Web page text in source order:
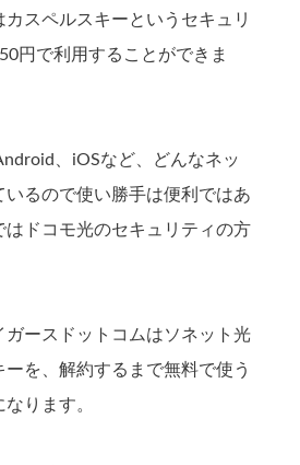
スペルスキーというセキュリ
円で利用することができま
、iOSなど、どんなネッ
いるので使い勝手は便利ではあ
はドコモ光のセキュリティの方
ガースドットコムはソネット光
を、解約するまで無料で使う
ります。